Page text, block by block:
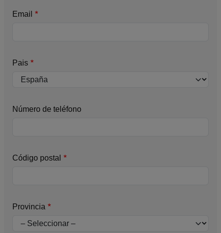
Email
Pais
Número de teléfono
Código postal
Provincia